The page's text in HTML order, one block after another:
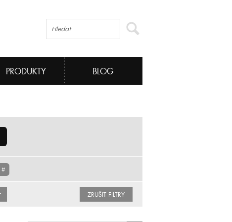
PRODUKTY BLOG
#
ZRUŠIT FILTRY